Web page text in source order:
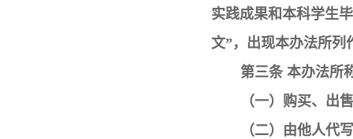
实践成果和本科学生
文”，出现本办法所列
第三条 本办法所
（一）购买、出
（二）由他人代